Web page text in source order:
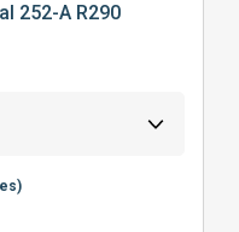
252-A R290